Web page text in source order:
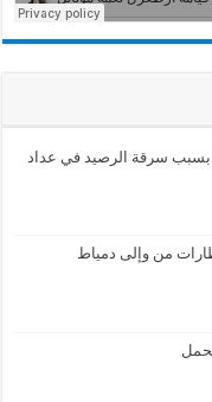
سرقة الرصيد في عداد
من وإلى دمياط